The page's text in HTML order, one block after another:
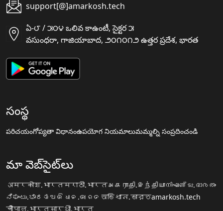
support[@]amarkosh.tech
ఏ-౮ / ౫౦౪ ఒలివ కాఉంటీ, సైక్టర ౫
వసుంధరా, గాజియాబాద, ౨౦౧౦౧౨ ఉత్తర ప్రదేశ, భారత
సంస్థ
పరిచయంగోప్యతా విధానంఉపయోగ నియమాలుమమ్మల్ని సంప్రదించండి
మా వెబ్‌సైట్‌లు
अमरकोश.भारतमराठी.भारतஅகராதி.இந்தியாനിഘണ്ടു.ഭാരതം
ನಿಘಂಟು.ಭಾರತ ଅଭିଧାନ.ଭାରତ অভিধান.ভারতamarkosh.tech
चौपाल.भारतसारथी.भारत